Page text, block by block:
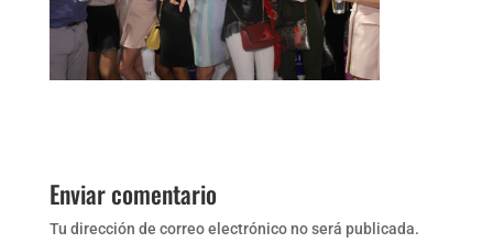
Enviar comentario
Tu dirección de correo electrónico no será publicada.